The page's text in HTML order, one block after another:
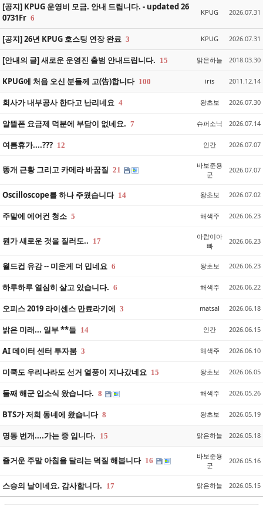
[공지] KPUG 운영비 모금. 안내 드립니다. - updated 26
0731Fr 6
KPUG 2026.07.31
[공지] 26년 KPUG 호스팅 연장 완료 3 KPUG 2026.07.31
[안내의 글] 새로운 운영진 출범 안내드립니다. 15 맑은하늘 2018.03.30
KPUG에 처음 오신 분들께 고(告)합니다 100 iris 2011.12.14
회사가 내부공사 한다고 난리네요 4 왕초보 2026.07.30
알뜰폰 요금제 덕분에 부담이 없네요. 7 슈퍼소닉 2026.07.14
여름휴가....??? 12 인간 2026.07.07
똥개 근황 그리고 카메라 바꿈질 21
바보준용
군
2026.07.07
Oscilloscope를 하나 주웠습니다 14 왕초보 2026.07.02
주말에 에어컨 청소 5 해색주 2026.06.23
뭔가 새로운 것을 질러도.. 17
아람이아
빠
2026.06.23
월드컵 유감 -- 미운게 더 밉네요 6 왕초보 2026.06.23
하루하루 열심히 살고 있습니다. 6 해색주 2026.06.22
오피스 2019 라이센스 만료라기에 3 matsal 2026.06.18
밝은 미래... 일부 **들 14 인간 2026.06.15
AI 데이터 센터 투자붐 3 해색주 2026.06.10
미쿡도 우리나라도 선거 열풍이 지나갔네요 15 왕초보 2026.06.05
둘째 해군 입소식 왔습니다. 8 해색주 2026.05.26
BTS가 저희 동네에 왔습니다 8 왕초보 2026.05.19
명동 번개....가는 중 입니다. 15 맑은하늘 2026.05.18
즐거운 주말 아침을 달리는 덕질 해봅니다 16
바보준용
군
2026.05.16
스승의 날이네요. 감사합니다. 17 맑은하늘 2026.05.15